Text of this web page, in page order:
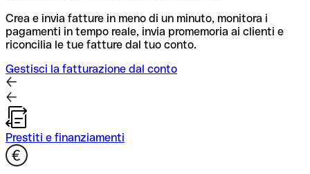
Crea e invia fatture in meno di un minuto, monitora i
pagamenti in tempo reale, invia promemoria ai clienti e
riconcilia le tue fatture dal tuo conto.
Gestisci la fatturazione dal conto
Prestiti e finanziamenti